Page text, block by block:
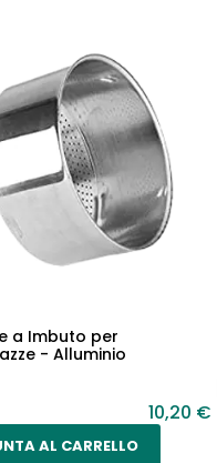
a Imbuto per
- Alluminio
10,20 €
AL CARRELLO